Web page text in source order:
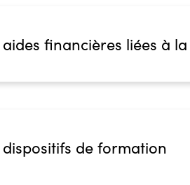
aides financières liées à
dispositifs de formation